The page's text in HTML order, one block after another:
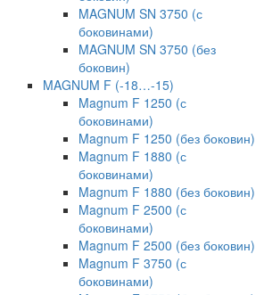
MAGNUM SN 3750 (с
боковинами)
MAGNUM SN 3750 (без
боковин)
MAGNUM F (-18…-15)
Magnum F 1250 (с
боковинами)
Magnum F 1250 (без боковин)
Magnum F 1880 (с
боковинами)
Magnum F 1880 (без боковин)
Magnum F 2500 (с
боковинами)
Magnum F 2500 (без боковин)
Magnum F 3750 (с
боковинами)